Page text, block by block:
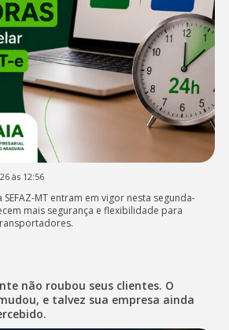
às 12:56
MT entram em vigor nesta segunda-
mais segurança e flexibilidade para
não roubou seus clientes. O
e talvez sua empresa ainda